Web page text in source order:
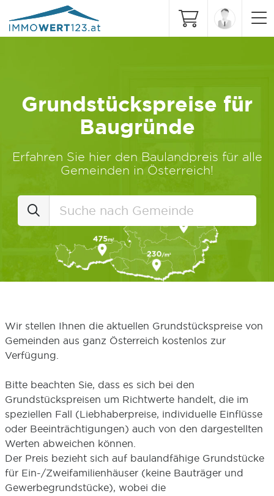
Grundstückspreise für
Baugründe
Erfahren Sie hier den Baulandpreis für alle
Gemeinden in Österreich!
Wir stellen Ihnen die aktuellen Grundstückspreise von
Gemeinden aus ganz Österreich kostenlos zur
Verfügung.
Bitte beachten Sie, dass es sich bei den
Grundstückspreisen um Richtwerte handelt, die im
speziellen Fall (Liebhaberpreise, individuelle Einflüsse
oder Beeinträchtigungen) auch von den dargestellten
Werten abweichen können.
Der Preis bezieht sich auf baulandfähige Grundstücke
für Ein-/Zweifamilienhäuser (keine Bauträger und
Gewerbegrundstücke), wobei die